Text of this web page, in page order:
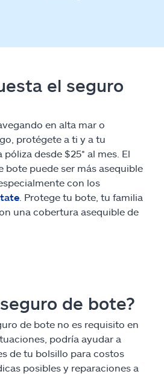
el seguro
en alta mar o
protégete a ti y a tu
desde $25* al mes. El
bote puede ser más asequible
con los
. Protege tu bote, tu familia
una cobertura asequible de
de bote?
de bote no es requisito en
podría ayudar a
de tu bolsillo para costos
posibles y reparaciones a